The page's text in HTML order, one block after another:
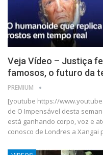
Veja Vídeo – Justiça
famosos, o futuro da
PREMIUM
[youtube https://
de O Impensável desta
está ganhando corpo, voz e
conosco de Londres a Xangai